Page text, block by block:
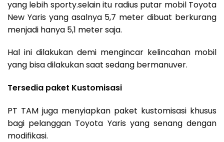
yang lebih sporty.selain itu radius putar mobil Toyota
New Yaris yang asalnya 5,7 meter dibuat berkurang
menjadi hanya 5,1 meter saja.
Hal ini dilakukan demi mengincar kelincahan mobil
yang bisa dilakukan saat sedang bermanuver.
Tersedia paket Kustomisasi
PT TAM juga menyiapkan paket kustomisasi khusus
bagi pelanggan Toyota Yaris yang senang dengan
modifikasi.